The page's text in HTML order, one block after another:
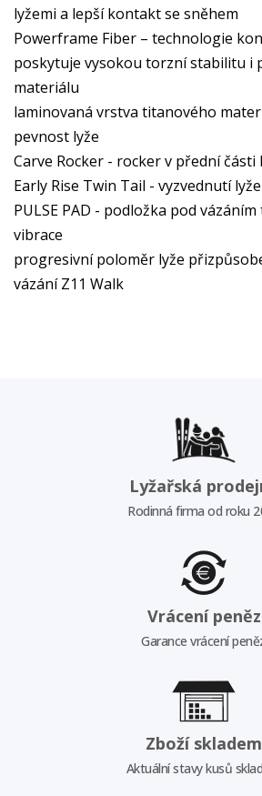
lyžemi a lepší kontakt se sněhem
Powerframe Fiber – technologie
poskytuje vysokou torzní stabilitu i
materiálu
laminovaná vrstva titanového
pevnost lyže
Carve Rocker - rocker v přední části
Early Rise Twin Tail - vyzvednutí
PULSE PAD - podložka pod
vibrace
progresivní poloměr lyže
vázání Z11 Walk
Lyžařská
Rodinná firma od roku
Vrácení peněz
Garance vrácení
Zboží skladem
Aktuální stavy kusů